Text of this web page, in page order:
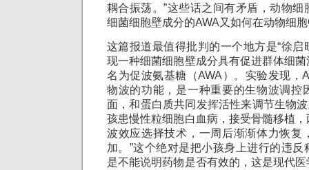
耦合振荡。”这些话之间有矛盾，动物
细菌细胞壁成分的AWA又如何在动物细
这篇报道最值得批判的一个地方是“徐
现一种细菌细胞壁成分具有促进群体细
名为促波氨基糖（AWA）。实验发现，
物波的功能，是一种重要的生物波调控
面，和蛋白质共同发挥活性来调节生物
孩患慢性粒细胞白血病，接受骨髓移植
波效应选择技术，一周后渐渐体力恢复
加。”这个绝对是把小孩身上进行的违
是不能说明药物是否有效的，这是现代